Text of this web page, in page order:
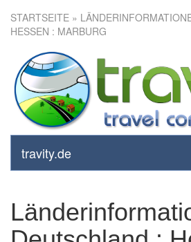
STARTSEITE »
HESSEN : MARBURG
travity.de